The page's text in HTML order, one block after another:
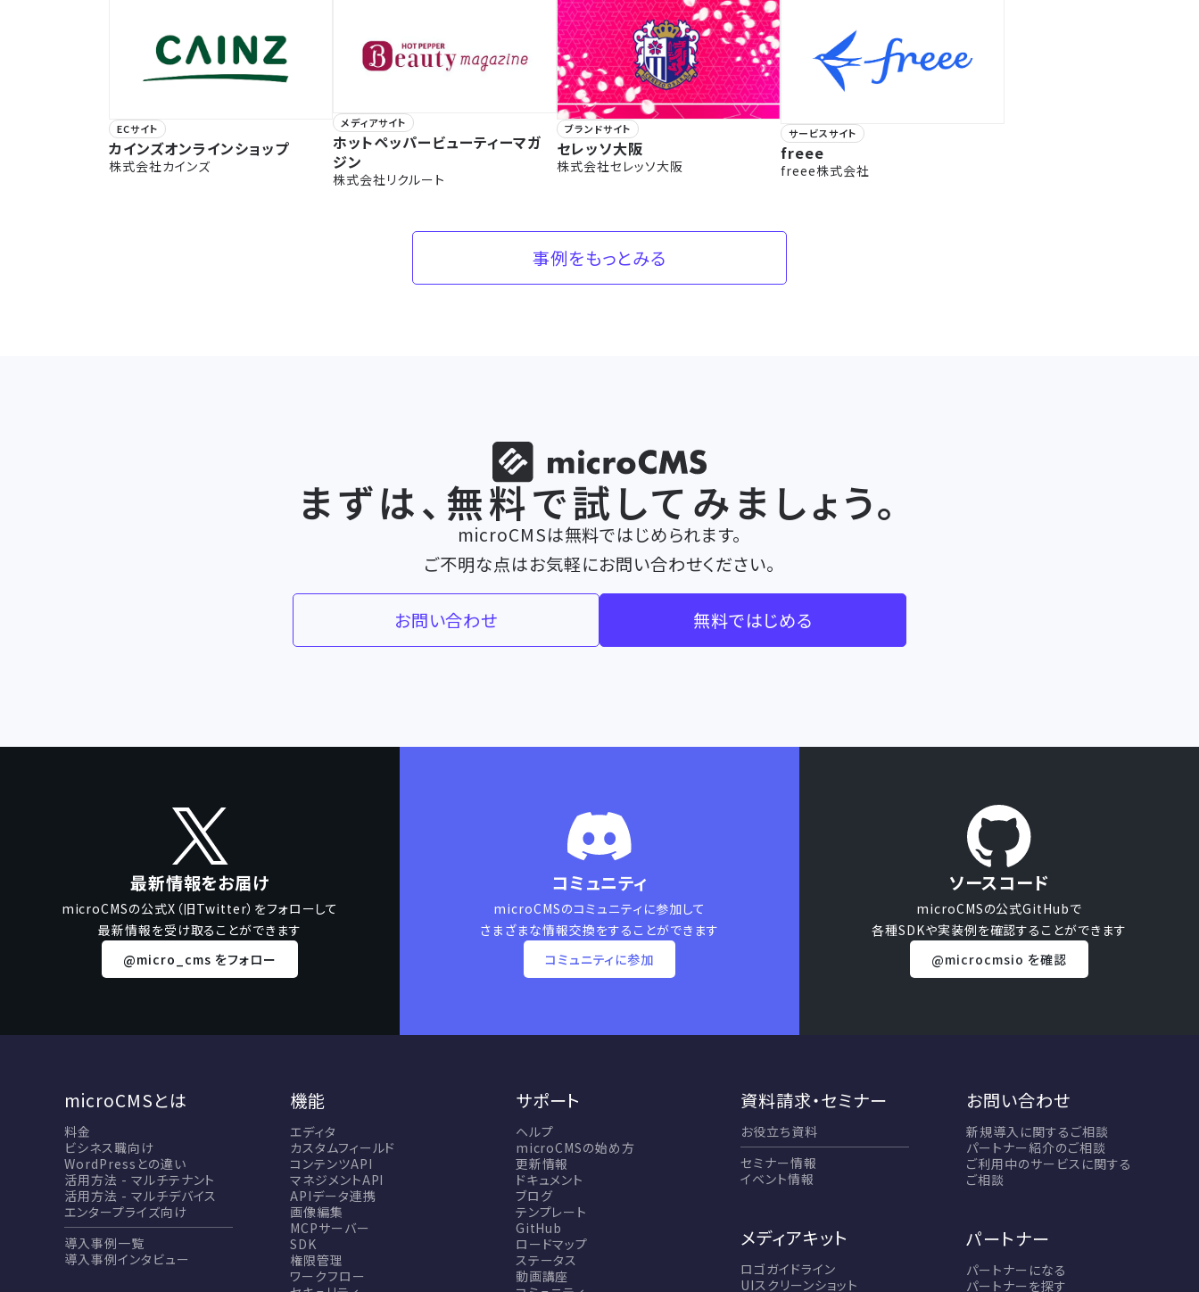
ECサイト
カインズオンラインショップ
株式会社カインズ
メディアサイト
ホットペッパービューティーマガ
ジン
株式会社リクルート
ブランドサイト
セレッソ大阪
株式会社セレッソ大阪
サービスサイト
freee
freee株式会社
事例をもっとみる
まずは、無料で試してみましょう。
microCMSは無料ではじめられます。
ご不明な点はお気軽にお問い合わせください。
無料ではじめる
お問い合わせ
最新情報をお届け
microCMSの公式X（旧Twitter）をフォローして
最新情報を受け取ることができます
@micro_cms をフォロー
コミュニティ
microCMSのコミュニティに参加して
さまざまな情報交換をすることができます
コミュニティに参加
ソースコード
microCMSの公式GitHubで
各種SDKや実装例を確認することができます
@microcmsio を確認
microCMSとは
料金
ビシネス職向け
WordPressとの違い
活用方法 - マルチテナント
活用方法 - マルチデバイス
エンタープライズ向け
導入事例一覧
導入事例インタビュー
機能
エディタ
カスタムフィールド
コンテンツAPI
マネジメントAPI
APIデータ連携
画像編集
MCPサーバー
SDK
権限管理
ワークフロー
サポート
ヘルプ
microCMSの始め方
更新情報
ドキュメント
ブログ
テンプレート
GitHub
ロードマップ
ステータス
動画講座
資料請求・セミナー
お役立ち資料
セミナー情報
イベント情報
メディアキット
ロゴガイドライン
UIスクリーンショット
お問い合わせ
新規導入に関するご相談
パートナー紹介のご相談
ご利用中のサービスに関する
ご相談
パートナー
パートナーになる
パートナーを探す